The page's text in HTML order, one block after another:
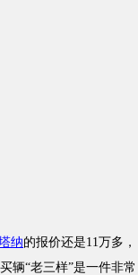
纳的报价还是11万多，
辆“老三样”是一件非常